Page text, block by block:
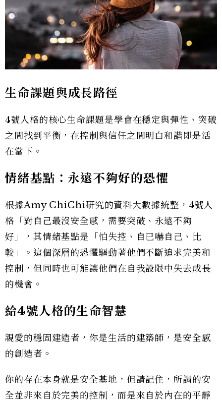
生命課題與成長路徑
4號人格的核心生命課題是學會在穩定與彈性、突破
之間找到平衡，在控制與信任之間明白和諧即是活
在當下。
情緒基點：永遠不夠好的恐懼
根據Amy ChiChi研究的資料大數據統整，4號人
格「對自己最沒安全感，需要突破、永遠不夠
好」，其情緒基點是「怕失控、自已嚇自己、比
較」。這個深層的恐懼驅動著他們不斷追求完美和
控制，但同時也可能讓他們在自我設限中失去成長
的機會。
給4號人格的生命智慧
親愛的穩固建造者，你是生活的建築師，是安全感
的創造者。
你的存在本身就是安全基地，但請記住，所謂的安
全並非來自於完美的控制，而是來自於內在的平靜